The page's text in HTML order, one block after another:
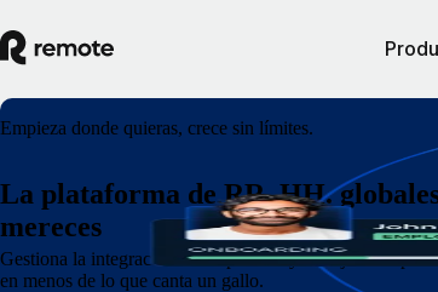
Empieza donde quieras, crece sin límites.
La plataforma de RR. HH.
mereces
Gestiona la integración de empleados y trabajadores
en menos de lo que canta un gallo.